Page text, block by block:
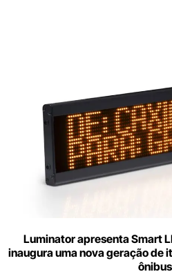
Luminator apresenta Smart
inaugura uma nova geração de
ônibus